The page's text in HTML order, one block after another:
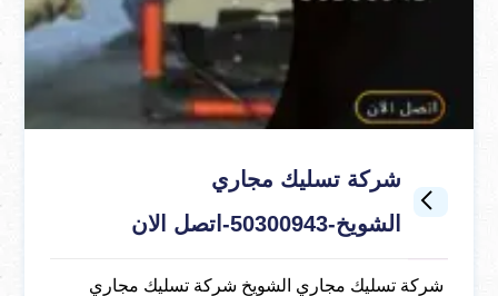
شركة تسليك مجاري
الشويخ-50300943-اتصل الان
شركة تسليك مجاري الشويخ شركة تسليك مجاري